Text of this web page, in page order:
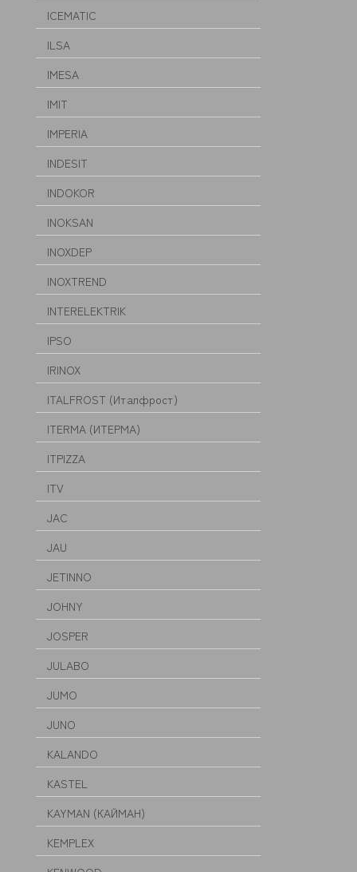
ICEMATIC
ILSA
IMESA
IMIT
IMPERIA
INDESIT
INDOKOR
INOKSAN
INOXDEP
INOXTREND
INTERELEKTRIK
IPSO
IRINOX
ITALFROST (Италфрост)
ITERMA (ИТЕРМА)
ITPIZZA
ITV
JAC
JAU
JETINNO
JOHNY
JOSPER
JULABO
JUMO
JUNO
KALANDO
KASTEL
KAYMAN (КАЙМАН)
KEMPLEX